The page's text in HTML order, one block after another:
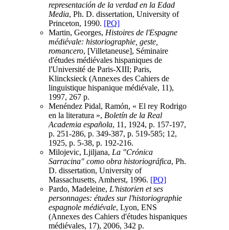
representación de la verdad en la Edad
Media, Ph. D. dissertation, University of
Princeton, 1990. [PQ]
Martin, Georges, Histoires de l'Espagne
médiévale: historiographie, geste,
romancero, [Villetaneuse], Séminaire
d'études médiévales hispaniques de
l'Université de Paris-XIII; Paris,
Klincksieck (Annexes des Cahiers de
linguistique hispanique médiévale, 11),
1997, 267 p.
Menéndez Pidal, Ramón, « El rey Rodrigo
en la literatura », Boletín de la Real
Academia española, 11, 1924, p. 157-197,
p. 251-286, p. 349-387, p. 519-585; 12,
1925, p. 5-38, p. 192-216.
Milojevic, Ljiljana, La "Crónica
Sarracina" como obra historiográfica, Ph.
D. dissertation, University of
Massachusetts, Amherst, 1996. [PQ]
Pardo, Madeleine, L'historien et ses
personnages: études sur l'historiographie
espagnole médiévale, Lyon, ENS
(Annexes des Cahiers d'études hispaniques
médiévales, 17), 2006, 342 p.